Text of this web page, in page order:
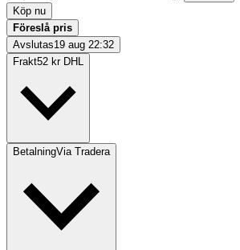
Köp nu
Föreslå pris
Avslutas19 aug 22:32
Frakt52 kr DHL
BetalningVia Tradera